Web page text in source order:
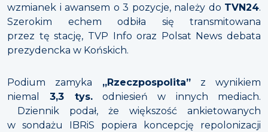
wzmianek i awansem o 3 pozycje, należy do TVN24.
Szerokim echem odbiła się transmitowana
przez tę stację, TVP Info oraz Polsat News debata
prezydencka w Końskich.
Podium zamyka „Rzeczpospolita”z wynikiem
niemal
3,3 tys.odniesień w innych mediach.
Dziennik podał, że większość ankietowanych
w sondażu IBRiS popiera koncepcję repolonizacji